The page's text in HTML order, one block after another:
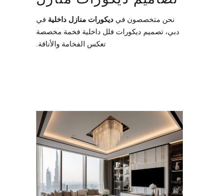
نحن متخصصون في ديكورات منازل داخلية في
دبي، تصميم ديكورات فلل داخلية فخمة مخصصة
تعكس الفخامة والأناقة.